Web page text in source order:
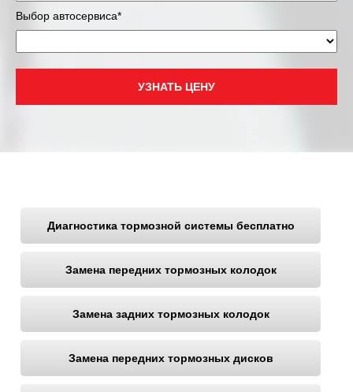
Выбор автосервиса*
УЗНАТЬ ЦЕНУ
Диагностика тормозной системы бесплатно
Замена передних тормозных колодок
Замена задних тормозных колодок
Замена передних тормозных дисков